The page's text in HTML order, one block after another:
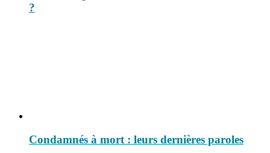
?
Condamnés à mort : leurs dernières paroles